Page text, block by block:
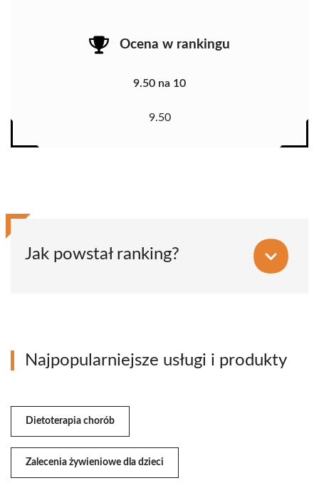
Ocena w rankingu
9.50 na 10
9.50
Jak powstał ranking?
Najpopularniejsze usługi i produkty
Dietoterapia chorób
Zalecenia żywieniowe dla dzieci